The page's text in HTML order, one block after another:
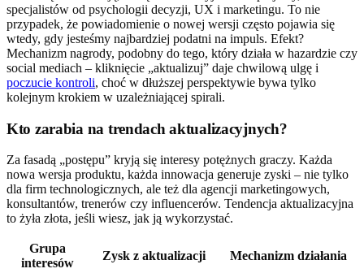
specjalistów od psychologii decyzji, UX i marketingu. To nie
przypadek, że powiadomienie o nowej wersji często pojawia się
wtedy, gdy jesteśmy najbardziej podatni na impuls. Efekt?
Mechanizm nagrody, podobny do tego, który działa w hazardzie czy
social mediach – kliknięcie „aktualizuj” daje chwilową ulgę i
poczucie kontroli, choć w dłuższej perspektywie bywa tylko
kolejnym krokiem w uzależniającej spirali.
Kto zarabia na trendach aktualizacyjnych?
Za fasadą „postępu” kryją się interesy potężnych graczy. Każda
nowa wersja produktu, każda innowacja generuje zyski – nie tylko
dla firm technologicznych, ale też dla agencji marketingowych,
konsultantów, trenerów czy influencerów. Tendencja aktualizacyjna
to żyła złota, jeśli wiesz, jak ją wykorzystać.
Grupa
interesów
Zysk z aktualizacji Mechanizm działania